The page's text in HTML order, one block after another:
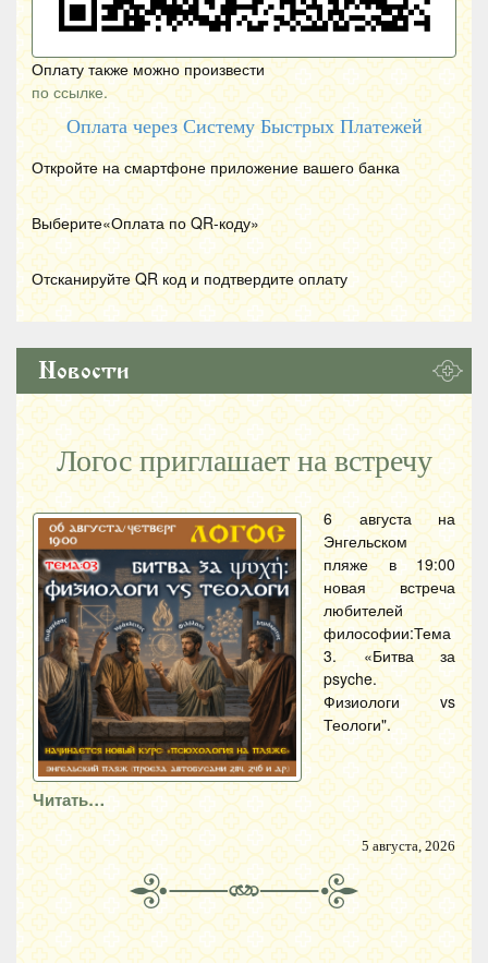
Оплату также можно произвести
по ссылке.
Оплата через Систему Быстрых Платежей
Откройте на смартфоне приложение вашего банка
Выберите«Оплата по QR-коду»
Отсканируйте QR код и подтвердите оплату
Новости
Логос приглашает на встречу
6 августа на
Энгельском
пляже в 19:00
новая встреча
любителей
философии:Тема
3. «Битва за
psyche.
Физиологи vs
Теологи".
Читать…
5 августа, 2026